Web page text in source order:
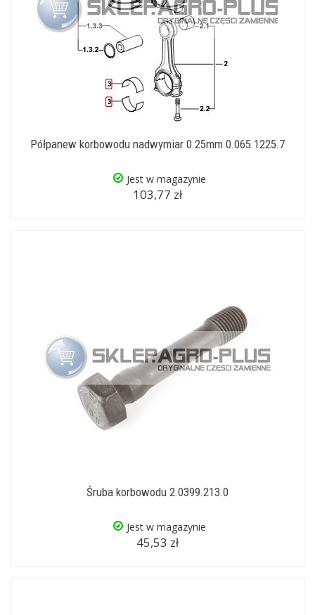
Półpanew korbowodu nadwymiar 0.25mm 0.065.1225.7
Jest w magazynie
103,77 zł
Śruba korbowodu 2.0399.213.0
Jest w magazynie
45,53 zł